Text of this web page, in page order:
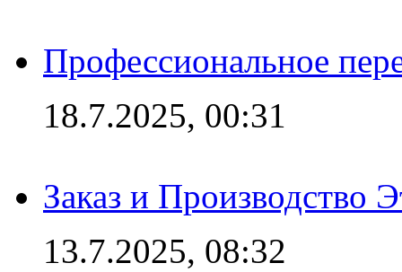
Профессиональное
18.7.2025, 00:31
Заказ и Производство
13.7.2025, 08:32